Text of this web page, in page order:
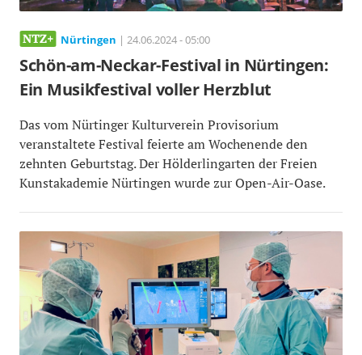
Nürtingen | 24.06.2024 - 05:00
Schön-am-Neckar-Festival in Nürtingen:
Ein Musikfestival voller Herzblut
Das vom Nürtinger Kulturverein Provisorium
veranstaltete Festival feierte am Wochenende den
zehnten Geburtstag. Der Hölderlingarten der Freien
Kunstakademie Nürtingen wurde zur Open-Air-Oase.